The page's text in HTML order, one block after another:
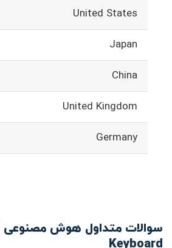
United States
Japan
China
United Kingdom
Germany
Keyboard